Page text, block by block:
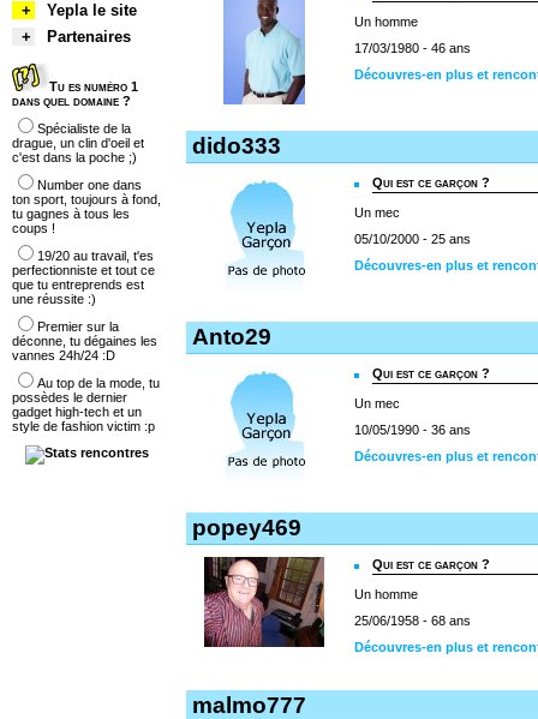
Un homme
17/03/1980 - 46 ans
Découvres-en plus et
dido333
Qui est ce garçon ?
Un mec
05/10/2000 - 25 ans
Découvres-en plus et
Anto29
Qui est ce garçon ?
Un mec
10/05/1990 - 36 ans
Découvres-en plus et
popey469
Qui est ce garçon ?
Un homme
25/06/1958 - 68 ans
Découvres-en plus et
malmo777
+
Yepla le site
+
Partenaires
Tu es numéro 1
dans quel domaine ?
Spécialiste de la
drague, un clin d'oeil et
c'est dans la poche ;)
Number one dans
ton sport, toujours à fond,
tu gagnes à tous les
coups !
19/20 au travail, t'es
perfectionniste et tout ce
que tu entreprends est
une réussite :)
Premier sur la
déconne, tu dégaines les
vannes 24h/24 :D
Au top de la mode, tu
possèdes le dernier
gadget high-tech et un
style de fashion victim :p